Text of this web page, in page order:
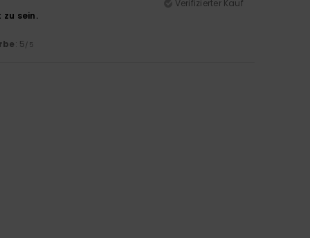
Verifizierter Kauf
sein.
: 5/5